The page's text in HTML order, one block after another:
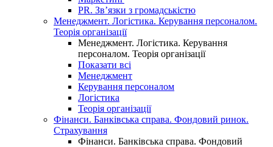
PR. Зв’язки з громадськістю
Менеджмент. Логістика. Керування персоналом.
Теорія організації
Менеджмент. Логістика. Керування
персоналом. Теорія організації
Показати всі
Менеджмент
Керування персоналом
Логістика
Теорія організації
Фінанси. Банківська справа. Фондовий ринок.
Страхування
Фінанси. Банківська справа. Фондовий